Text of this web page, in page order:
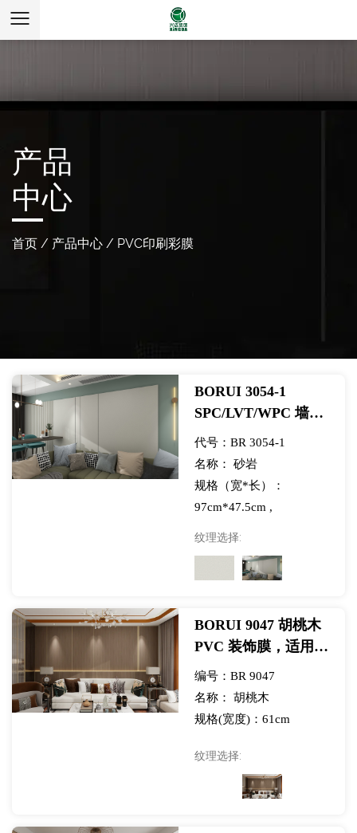
产品
中心
首页 / 产品中心 / PVC印刷彩膜
BORUI 3054-1
SPC/LVT/WPC 墙面
展览用砂岩 PVC 装
饰膜
代号：BR 3054-1
名称： 砂岩
规格（宽*长）：
97cm*47.5cm ,
纹理选择:
BORUI 9047 胡桃木
PVC 装饰膜，适用于
SPC/LVT/WPC 墙面
展览
编号：BR 9047
名称： 胡桃木
规格(宽度)：61cm
纹理选择: